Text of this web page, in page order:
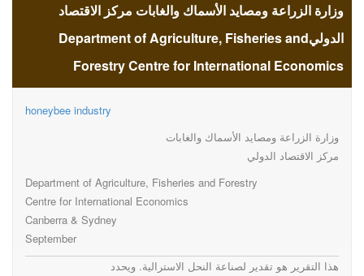
Agriculture, Fisheries and
International Economics
وزارة الزراعة ومصايد الأسماك والغابات مركز الاقتصاد
الدوليDepartment of Agriculture, Fisheries and
Forestry Centre for International Economics
honeybee industry
وزارة الزراعة ومصايد الأسماك والغابات
مركز الاقتصاد الدولي
Department of Agriculture, Fisheries and Forestry
Centre for International Economics
Canberra & Sydney
September
هذا التقرير هو تقدير لصناعة النحل الاسترالية. ويحدد